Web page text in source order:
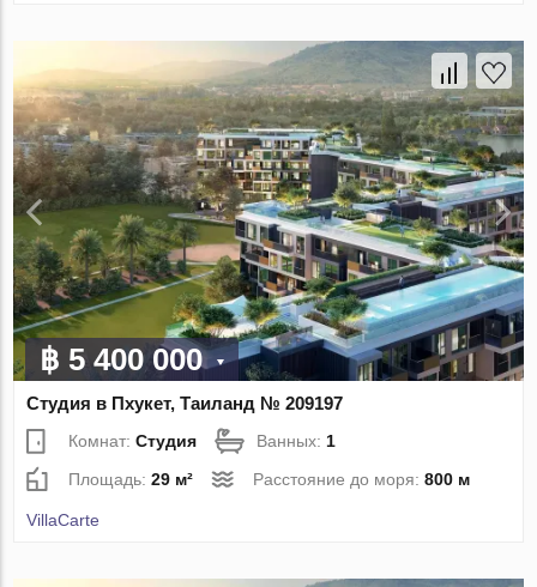
฿ 5 400 000
Студия в Пхукет, Таиланд № 209197
Комнат:Студия Ванных: 1
Площадь:29 м² Расстояние до моря:800 м
VillaСarte